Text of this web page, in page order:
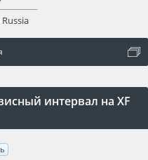
интервал на XF
оват
ься